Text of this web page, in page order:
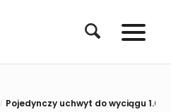
Pojedynczy uchwyt do wyciągu 1.0